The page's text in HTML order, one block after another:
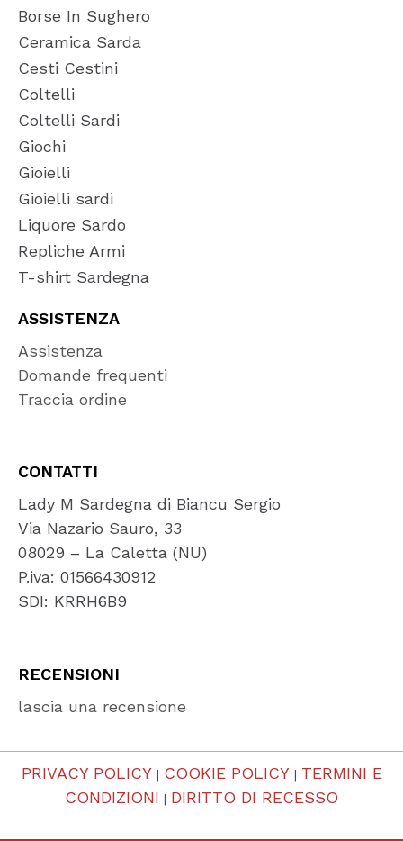
Borse In Sughero
Ceramica Sarda
Cesti Cestini
Coltelli
Coltelli Sardi
Giochi
Gioielli
Gioielli sardi
Liquore Sardo
Repliche Armi
T-shirt Sardegna
ASSISTENZA
Assistenza
Domande frequenti
Traccia ordine
CONTATTI
Lady M Sardegna di Biancu Sergio
Via Nazario Sauro, 33
08029 – La Caletta (NU)
P.iva: 01566430912
SDI: KRRH6B9
RECENSIONI
lascia una recensione
PRIVACY POLICY | COOKIE POLICY | TERMINI E
CONDIZIONI | DIRITTO DI RECESSO